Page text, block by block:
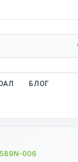
БЛОГ
006